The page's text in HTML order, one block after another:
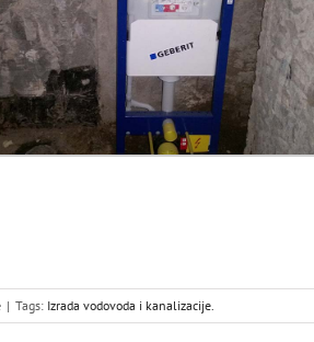
| Tags: Izrada vodovoda i kanalizacije.